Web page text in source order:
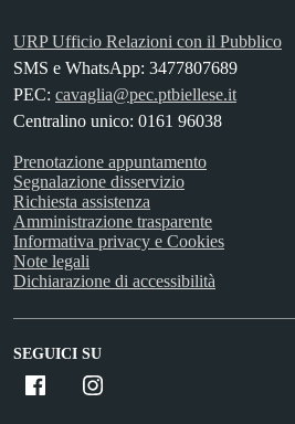
URP Ufficio Relazioni con il Pubblico
SMS e WhatsApp: 3477807689
PEC: cavaglia@pec.ptbiellese.it
Centralino unico: 0161 96038
Prenotazione appuntamento
Segnalazione disservizio
Richiesta assistenza
Amministrazione trasparente
Informativa privacy e Cookies
Note legali
Dichiarazione di accessibilità
SEGUICI SU
Facebook